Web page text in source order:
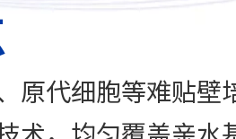
原代细胞等难贴